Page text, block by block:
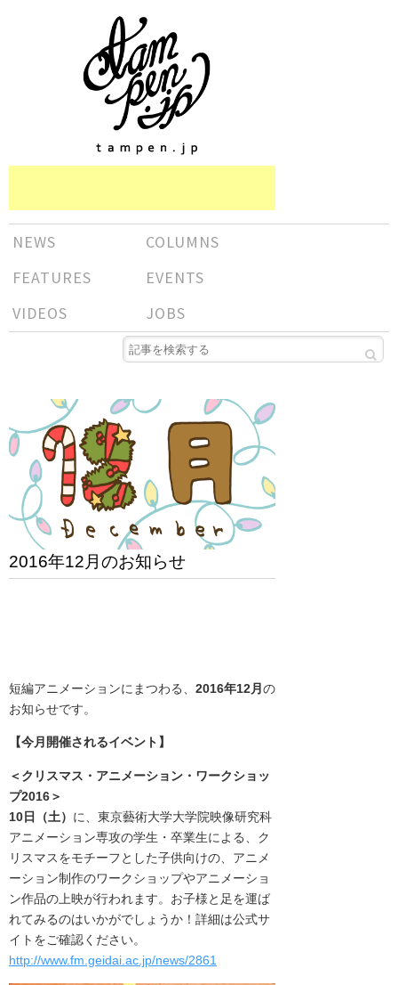
NEWS
COLUMNS
FEATURES
EVENTS
VIDEOS
JOBS
2016年12月のお知らせ
短編アニメーションにまつわる、 2016年12月 の
お知らせです。
【今月開催されるイベント】
＜クリスマス・アニメーション・ワークショッ
プ2016＞
10日（土） に、東京藝術大学大学院映像研究科
アニメーション専攻の学生・卒業生による、ク
リスマスをモチーフとした子供向けの、アニメ
ーション制作のワークショップやアニメーショ
ン作品の上映が行われます。お子様と足を運ば
れてみるのはいかがでしょうか！詳細は公式サ
イトをご確認ください。
http://www.fm.geidai.ac.jp/news/2861